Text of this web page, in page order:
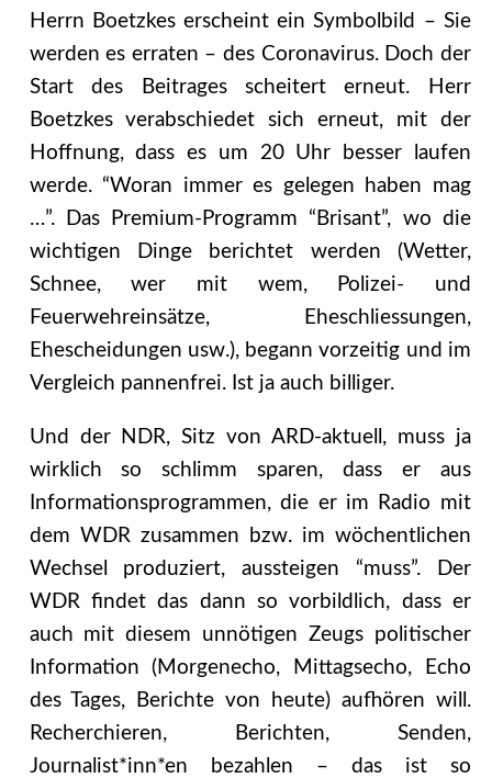
Herrn Boetzkes erscheint ein Symbolbild – Sie
werden es erraten – des Coronavirus. Doch der
Start des Beitrages scheitert erneut. Herr
Boetzkes verabschiedet sich erneut, mit der
Hoffnung, dass es um 20 Uhr besser laufen
werde. “Woran immer es gelegen haben mag
…”. Das Premium-Programm “Brisant”, wo die
wichtigen Dinge berichtet werden (Wetter,
Schnee, wer mit wem, Polizei- und
Feuerwehreinsätze, Eheschliessungen,
Ehescheidungen usw.), begann vorzeitig und im
Vergleich pannenfrei. Ist ja auch billiger.
Und der NDR, Sitz von ARD-aktuell, muss ja
wirklich so schlimm sparen, dass er aus
Informationsprogrammen, die er im Radio mit
dem WDR zusammen bzw. im wöchentlichen
Wechsel produziert, aussteigen “muss”. Der
WDR findet das dann so vorbildlich, dass er
auch mit diesem unnötigen Zeugs politischer
Information (Morgenecho, Mittagsecho, Echo
des Tages, Berichte von heute) aufhören will.
Recherchieren, Berichten, Senden,
Journalist*inn*en bezahlen – das ist so